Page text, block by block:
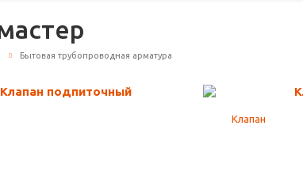
Бытовая трубопроводная арматура
Клапан подпиточный